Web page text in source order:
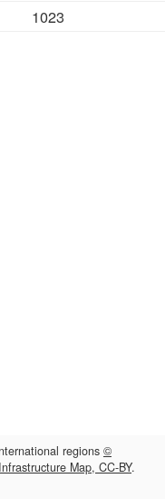
1023
regions ©
Map, CC-BY.